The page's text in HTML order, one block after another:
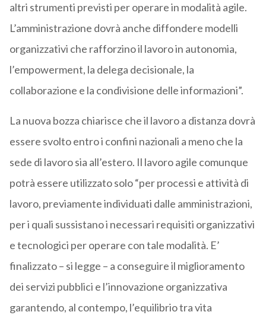
altri strumenti previsti per operare in modalità agile.
L’amministrazione dovrà anche diffondere modelli
organizzativi che rafforzino il lavoro in autonomia,
l’empowerment, la delega decisionale, la
collaborazione e la condivisione delle informazioni”.
La nuova bozza chiarisce che il lavoro a distanza dovrà
essere svolto entro i confini nazionali a meno che la
sede di lavoro sia all’estero. Il lavoro agile comunque
potrà essere utilizzato solo “per processi e attività di
lavoro, previamente individuati dalle amministrazioni,
per i quali sussistano i necessari requisiti organizzativi
e tecnologici per operare con tale modalità. E’
finalizzato – si legge – a conseguire il miglioramento
dei servizi pubblici e l’innovazione organizzativa
garantendo, al contempo, l’equilibrio tra vita